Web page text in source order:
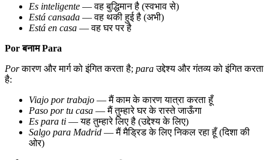
Es inteligente — वह बुद्धिमान है (स्वभाव से)
Está cansada — वह थकी हुई है (अभी)
Está en casa — वह घर पर है
Por बनाम Para
Porकारण और मार्ग को इंगित करता है; paraउद्देश्य और गंतव्य को इंगित करता
है:
Viajo por trabajo — मैं काम के कारण यात्रा करता हूँ
Paso por tu casa — मैं तुम्हारे घर के रास्ते जाऊँगा
Es para ti — यह तुम्हारे लिए है (उद्देश्य के लिए)
Salgo para Madrid — मैं मैड्रिड के लिए निकल रहा हूँ (दिशा की
ओर)